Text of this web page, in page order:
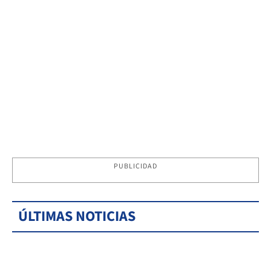
PUBLICIDAD
ÚLTIMAS NOTICIAS